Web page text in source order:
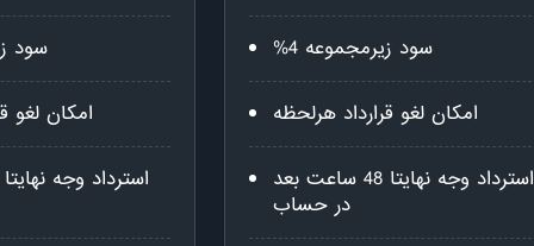
سود
امکان لغو
سود زیرمجموعه 4%
امکان لغو قرارداد هرلحظه
استرداد وجه نهایتا 48 ساعت بعد
در حساب